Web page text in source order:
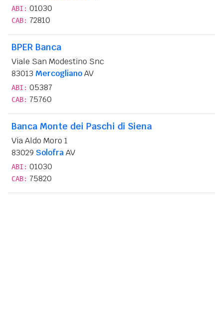
ABI: 01030
CAB: 72810
BPER Banca
Viale San Modestino Snc
83013 MercoglianoAV
ABI: 05387
CAB: 75760
Banca Monte dei Paschi di Siena
Via Aldo Moro 1
83029 SolofraAV
ABI: 01030
CAB: 75820